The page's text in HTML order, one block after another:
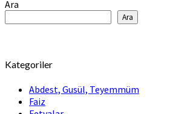
Ara
Ara
Kategoriler
Abdest, Gusül, Teyemmüm
Faiz